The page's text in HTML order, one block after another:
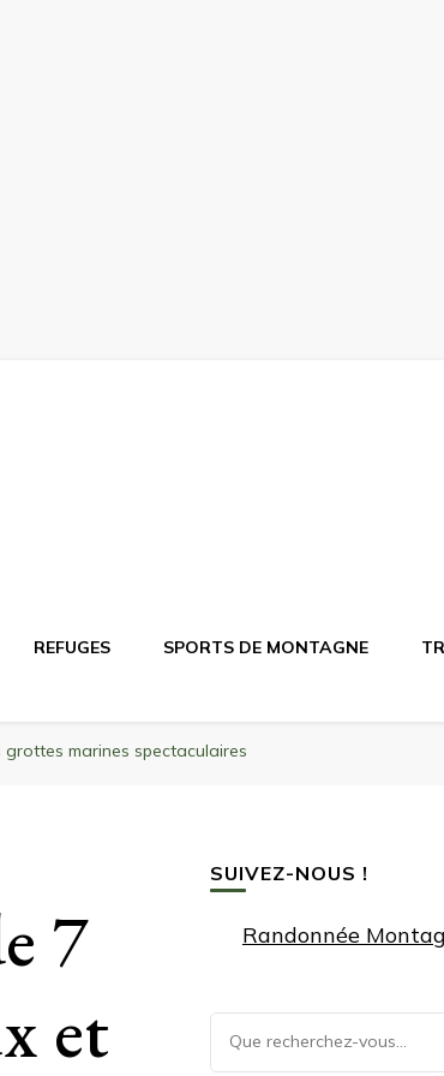
REFUGES SPORTS DE MONTAGNE
marines spectaculaires
7
et
SUIVEZ-NOUS !
Randonnée
Vous
recherchiez